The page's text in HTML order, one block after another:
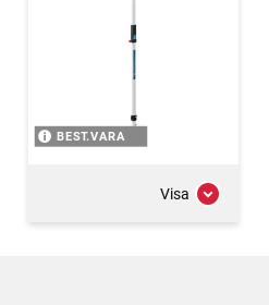
BEST.VARA
Visa